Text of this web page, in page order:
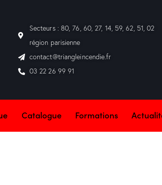
Secteurs : 80, 76, 60, 27, 14, 59, 62, 51, 02
région parisienne
contact@triangleincendie.fr
03 22 26 99 91
Catalogue Formations